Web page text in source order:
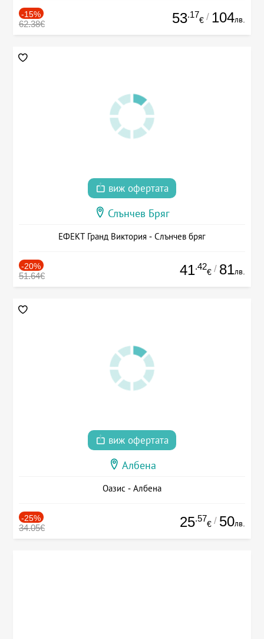
-15%
62.38€ 53.17
€ / 104лв.
виж офертата
Слънчев Бряг
ЕФЕКТ Гранд Виктория - Слънчев бряг
-20%
51.64€ 41.42
€ / 81лв.
виж офертата
Албена
Оазис - Албена
-25%
34.05€ 25.57
€ / 50лв.